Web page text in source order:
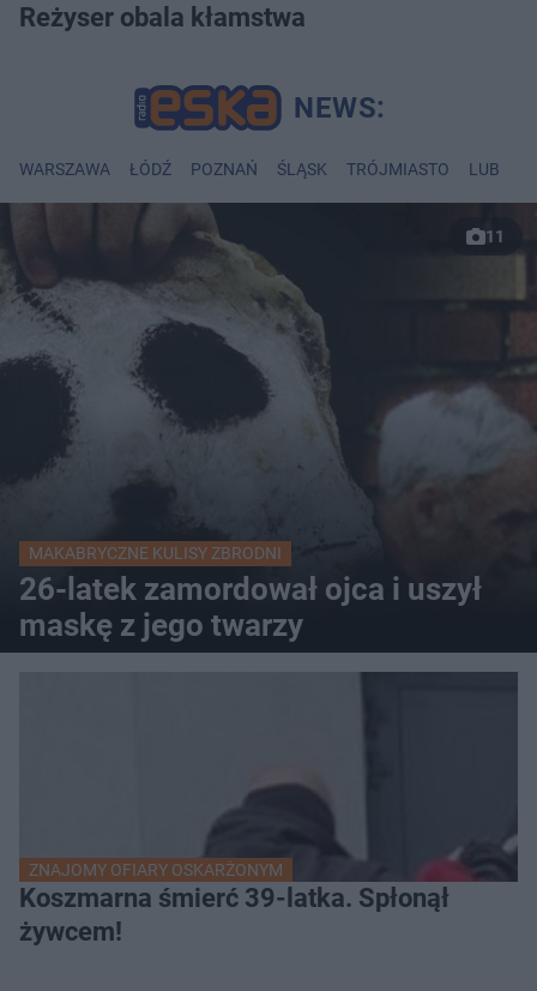
Reżyser obala kłamstwa
WARSZAWA ŁÓDŹ POZNAŃ ŚLĄSK TRÓJMIASTO LUBLIN
11
MAKABRYCZNE KULISY ZBRODNI
26-latek zamordował ojca i uszył
maskę z jego twarzy
ZNAJOMY OFIARY OSKARŻONYM
Koszmarna śmierć 39-latka. Spłonął
żywcem!